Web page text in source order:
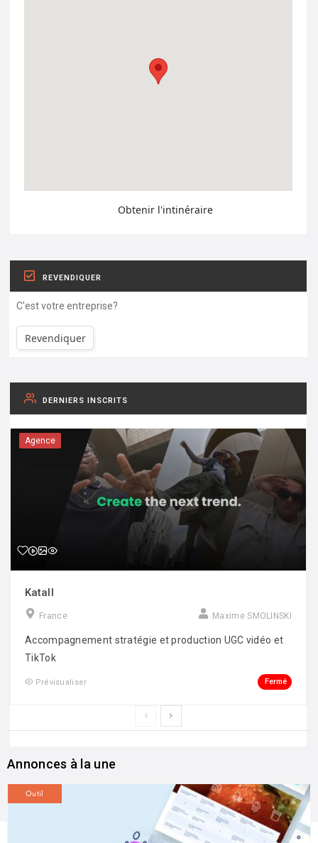
Obtenir l'intinéraire
REVENDIQUER
C'est votre entreprise?
Revendiquer
DERNIERS INSCRITS
Agence
Katall
France Maxime SMOLINSKI
Accompagnement stratégie et production UGC vidéo et
TikTok
Prévisualiser Fermé
Annonces à la une
Outil